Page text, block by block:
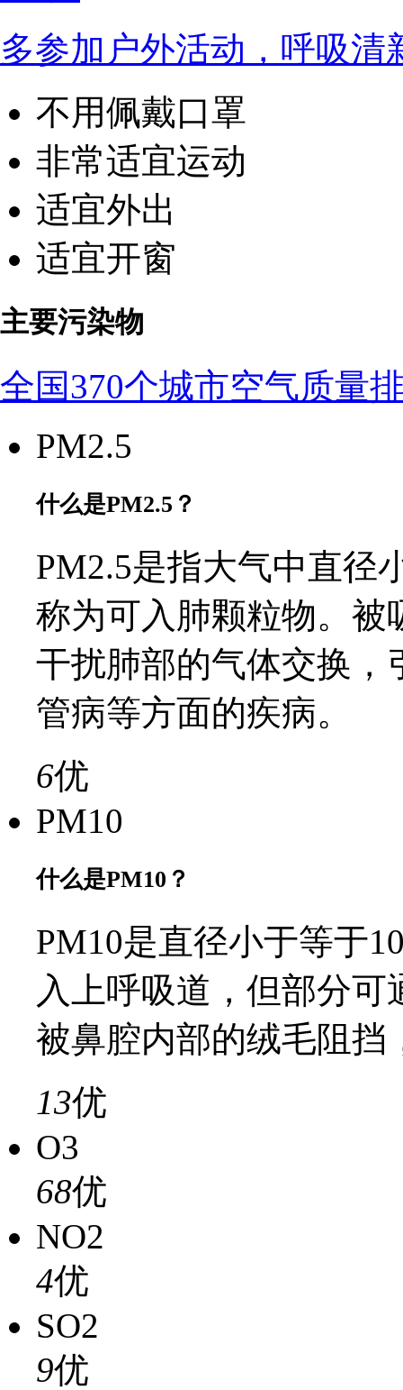
多参加户外活动，呼吸清
不用佩戴口罩
非常适宜运动
适宜外出
适宜开窗
主要污染物
全国370个城市空气质量
PM2.5
什么是PM2.5？
PM2.5是指大气中直径
称为可入肺颗粒物。被
干扰肺部的气体交换，
管病等方面的疾病。
6优
PM10
什么是PM10？
PM10是直径小于等于
入上呼吸道，但部分
被鼻腔内部的绒毛阻挡
13优
O3
68优
NO2
4优
SO2
9优